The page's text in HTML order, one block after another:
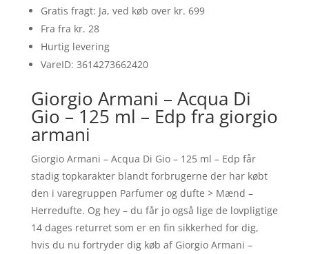
Gratis fragt: Ja, ved køb over kr. 699
Fra fra kr. 28
Hurtig levering
VareID: 3614273662420
Giorgio Armani – Acqua Di
Gio – 125 ml – Edp fra giorgio
armani
Giorgio Armani – Acqua Di Gio – 125 ml – Edp får
stadig topkarakter blandt forbrugerne der har købt
den i varegruppen Parfumer og dufte > Mænd –
Herredufte. Og hey – du får jo også lige de lovpligtige
14 dages returret som er en fin sikkerhed for dig,
hvis du nu fortryder dig køb af Giorgio Armani –